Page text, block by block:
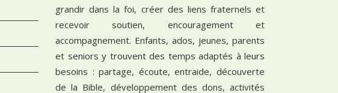
grandir dans la foi, créer des liens fraternels et
recevoir soutien, encouragement et
accompagnement. Enfants, ados, jeunes, parents
et seniors y trouvent des temps adaptés à leurs
besoins : partage, écoute, entraide, découverte
de la Bible, développement des dons, activités